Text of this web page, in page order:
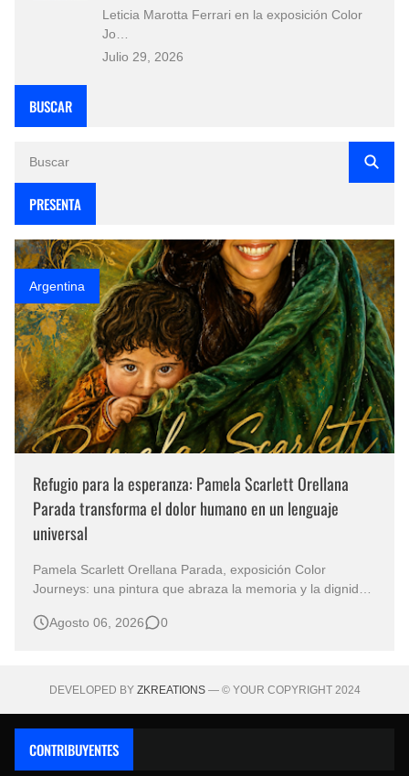
Leticia Marotta Ferrari en la exposición Color
Jo…
Julio 29, 2026
BUSCAR
PRESENTA
Argentina
Refugio para la esperanza: Pamela Scarlett Orellana
Parada transforma el dolor humano en un lenguaje
universal
Pamela Scarlett Orellana Parada, exposición Color
Journeys: una pintura que abraza la memoria y la dignidad
obras no necesitan levantar la voz para permanecer en la
Agosto 06, 2026 0
DEVELOPED BY ZKREATIONS— © YOUR COPYRIGHT 2024
CONTRIBUYENTES